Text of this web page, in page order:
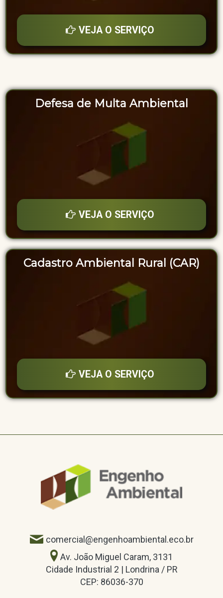
VEJA O SERVIÇO
Defesa de Multa Ambiental
VEJA O SERVIÇO
Cadastro Ambiental Rural (CAR)
VEJA O SERVIÇO
comercial@engenhoambiental.eco.br
Av. João Miguel Caram, 3131
Cidade Industrial 2 | Londrina / PR
CEP: 86036-370